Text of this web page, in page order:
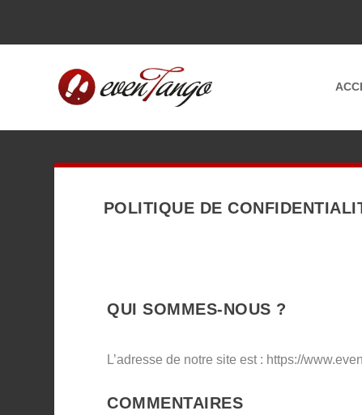
POLITIQUE DE
QUI SOMMES-NOUS ?
L’adresse de notre site est : https://
COMMENTAIRES